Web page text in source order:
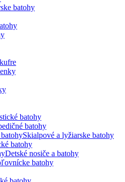
batohy
batohy
batohy
Skialpové a lyžiarske batohy
batohy
Detské nosiče a batohy
batohy